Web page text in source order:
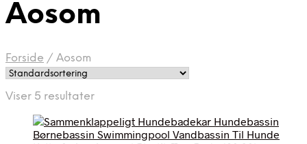
Aosom
Forside / Aosom
Viser 5 resultater